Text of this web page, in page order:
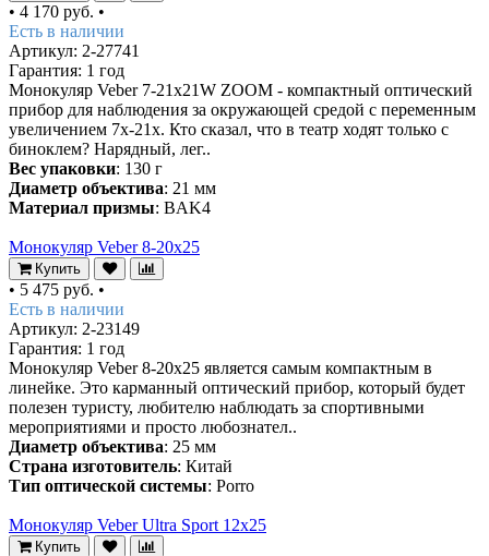
• 4 170 руб. •
Есть в наличии
Артикул: 2-27741
Гарантия: 1 год
Монокуляр Veber 7-21x21W ZOOM - компактный оптический
прибор для наблюдения за окружающей средой с переменным
увеличением 7х-21х. Кто сказал, что в театр ходят только с
биноклем? Нарядный, лег..
Вес упаковки: 130 г
Диаметр объектива: 21 мм
Материал призмы: BAK4
Монокуляр Veber 8-20x25
Купить
• 5 475 руб. •
Есть в наличии
Артикул: 2-23149
Гарантия: 1 год
Монокуляр Veber 8-20x25 является самым компактным в
линейке. Это карманный оптический прибор, который будет
полезен туристу, любителю наблюдать за спортивными
мероприятиями и просто любознател..
Диаметр объектива: 25 мм
Страна изготовитель: Китай
Тип оптической системы: Porro
Монокуляр Veber Ultra Sport 12x25
Купить